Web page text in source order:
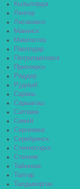
Кызылорда
Ленгер
Лисаковск
Макинск
Мамлютка
Павлодар
Петропавловск
Приозерск
Риддер
Рудный
Сарань
Сарыагаш
Сатпаев
Семей
Сергеевка
Серебрянск
Степногорск
Степняк
Тайынша
Талгар
Талдыкорган